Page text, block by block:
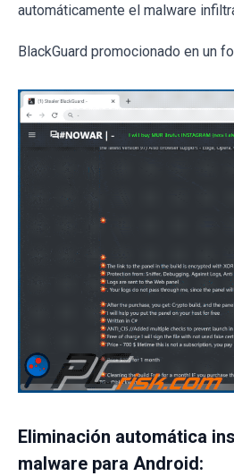
automáticamente el malware
BlackGuard promocionado en un
Eliminación automática
malware para Android: